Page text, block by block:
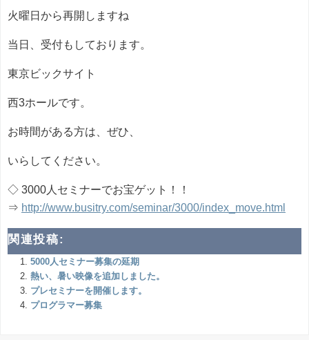
火曜日から再開しますね
当日、受付もしております。
東京ビックサイト
西3ホールです。
お時間がある方は、ぜひ、
いらしてください。
◇ 3000人セミナーでお宝ゲット！！
⇒ http://www.busitry.com/seminar/3000/index_move.html
関連投稿:
5000人セミナー募集の延期
熱い、暑い映像を追加しました。
プレセミナーを開催します。
プログラマー募集